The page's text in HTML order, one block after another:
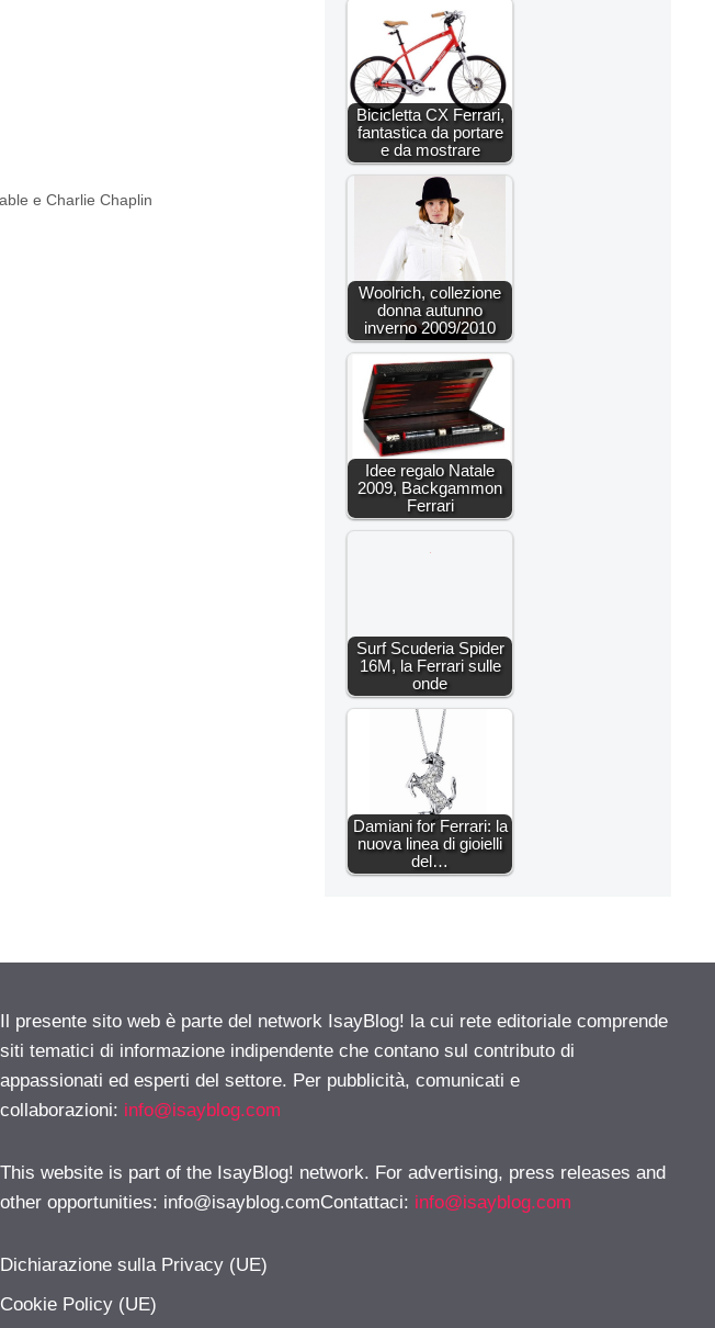
e Charlie Chaplin
Bicicletta CX Ferrari,
fantastica da portare
e da mostrare
Woolrich, collezione
donna autunno
inverno 2009/2010
Idee regalo Natale
2009, Backgammon
Ferrari
Surf Scuderia Spider
16M, la Ferrari sulle
onde
Damiani for Ferrari: la
nuova linea di gioielli
del…
Il presente sito web è parte del network IsayBlog! la cui rete editoriale comprende
siti tematici di informazione indipendente che contano sul contributo di
appassionati ed esperti del settore. Per pubblicità, comunicati e
collaborazioni: info@isayblog.com
This website is part of the IsayBlog! network. For advertising, press releases and
other opportunities: info@isayblog.comContattaci: info@isayblog.com
Dichiarazione sulla Privacy (UE)
Cookie Policy (UE)